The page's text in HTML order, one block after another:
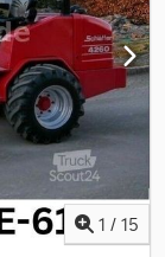
1 / 15